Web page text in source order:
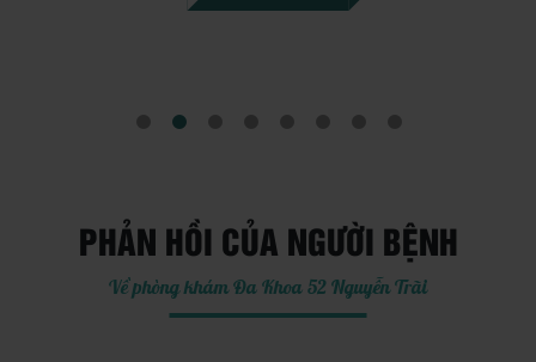
PHẢN HỒI CỦA NGƯỜI BỆNH
Về phòng khám Đa Khoa 52 Nguyễn Trãi